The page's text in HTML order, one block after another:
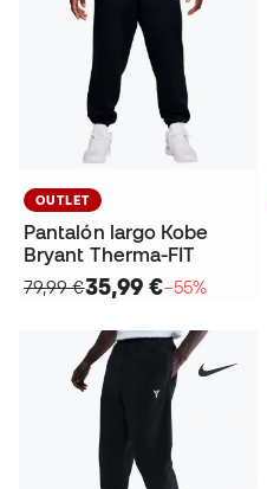
OUTLET
Pantalón largo Kobe
Bryant Therma-FIT
79,99 €35,99 €−55%